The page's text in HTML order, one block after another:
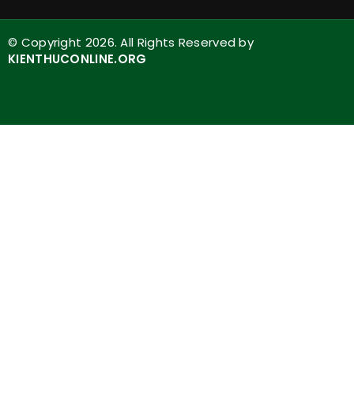
© Copyright 2026. All Rights Reserved by
KIENTHUCONLINE.ORG